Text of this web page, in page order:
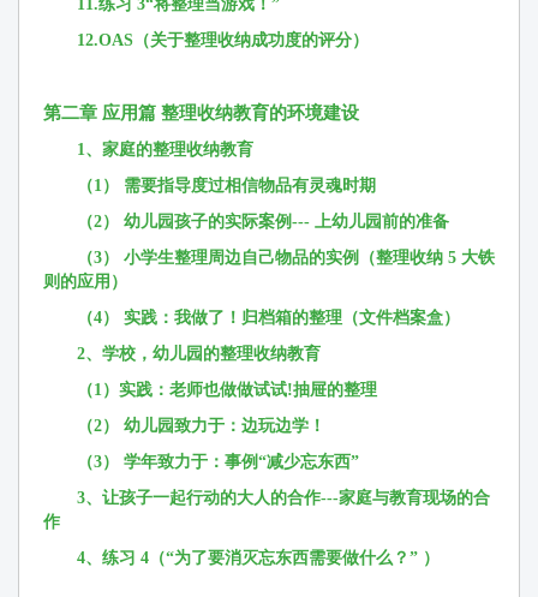
11.练习 3“将整理当游戏！”
12.OAS（关于整理收纳成功度的评分）
第二章 应用篇 整理收纳教育的环境建设
1、家庭的整理收纳教育
（1） 需要指导度过相信物品有灵魂时期
（2） 幼儿园孩子的实际案例--- 上幼儿园前的准备
（3） 小学生整理周边自己物品的实例（整理收纳 5 大铁
则的应用）
（4） 实践：我做了！归档箱的整理（文件档案盒）
2、学校，幼儿园的整理收纳教育
（1）实践：老师也做做试试!抽屉的整理
（2） 幼儿园致力于：边玩边学！
（3） 学年致力于：事例“减少忘东西”
3、让孩子一起行动的大人的合作---家庭与教育现场的合
作
4、练习 4（“为了要消灭忘东西需要做什么？” ）